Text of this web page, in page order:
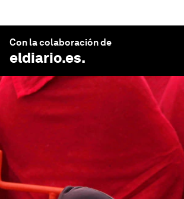
Con la colaboración de
eldiario.es.